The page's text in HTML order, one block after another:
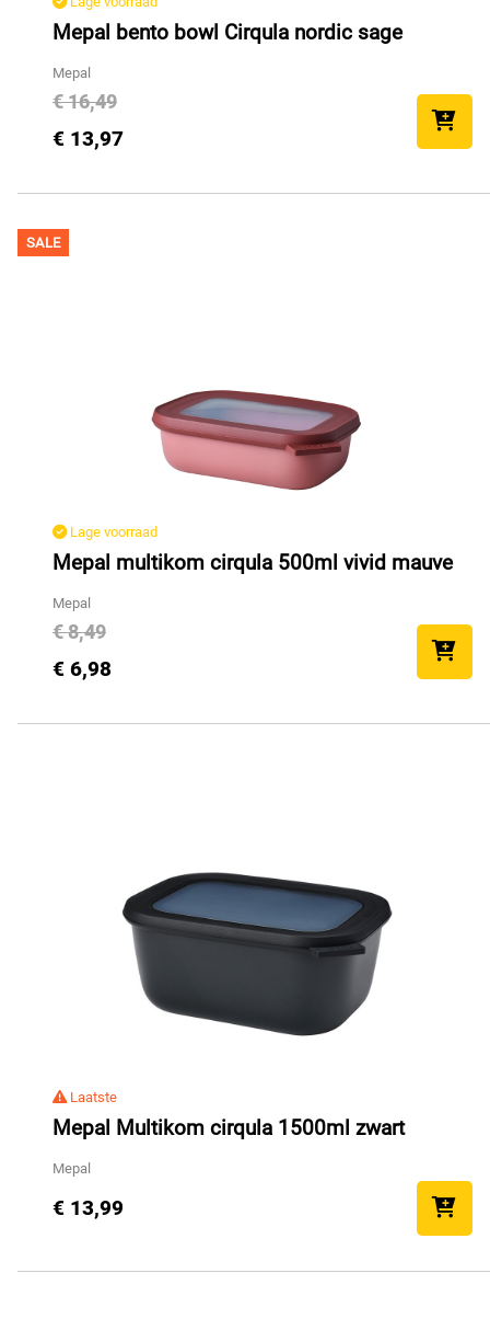
Mepal bento bowl Cirqula nordic sage
Mepal
€ 16,49
€ 13,97
SALE
Lage voorraad
Mepal multikom cirqula 500ml vivid mauve
Mepal
€ 8,49
€ 6,98
Laatste
Mepal Multikom cirqula 1500ml zwart
Mepal
€ 13,99